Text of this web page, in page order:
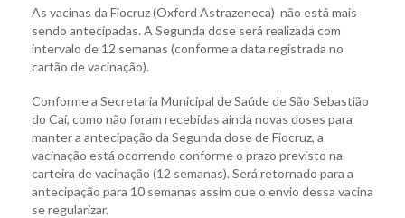
As vacinas da Fiocruz (Oxford Astrazeneca) não está mais
sendo antecipadas. A Segunda dose será realizada com
intervalo de 12 semanas (conforme a data registrada no
cartão de vacinação).
Conforme a Secretaria Municipal de Saúde de São Sebastião
do Caí, como não foram recebidas ainda novas doses para
manter a antecipação da Segunda dose de Fiocruz, a
vacinação está ocorrendo conforme o prazo previsto na
carteira de vacinação (12 semanas). Será retornado para a
antecipação para 10 semanas assim que o envio dessa vacina
se regularizar.